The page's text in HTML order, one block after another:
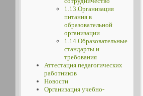
1.13.Организация
питания в
образовательной
организации
1.14.Образовательные
стандарты и
требования
Аттестация педагогических
работников
Новости
Организация учебно-